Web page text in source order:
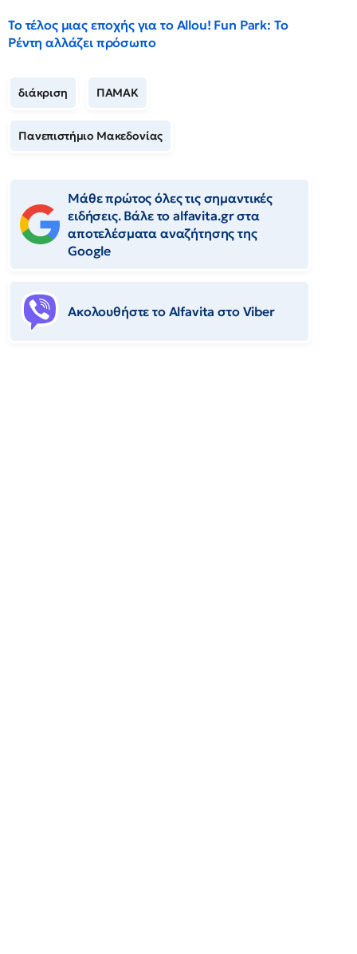
Το τέλος μιας εποχής για το Allou! Fun Park: Το
Ρέντη αλλάζει πρόσωπο
διάκριση ΠΑΜΑΚ
Πανεπιστήμιο Μακεδονίας
Μάθε πρώτος όλες τις σημαντικές
ειδήσεις. Βάλε το alfavita.gr στα
αποτελέσματα αναζήτησης της
Google
Ακολουθήστε το Αlfavita στο Viber